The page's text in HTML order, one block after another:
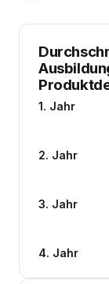
1. Jahr
2. Jahr
3. Jahr
4. Jahr